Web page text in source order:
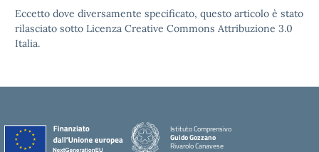
Eccetto dove diversamente specificato, questo articolo è stato
rilasciato sotto Licenza Creative Commons Attribuzione 3.0
Italia.
Istituto Comprensivo
Guido Gozzano
Rivarolo Canavese